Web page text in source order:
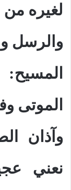
لغيره من
والرسل
الموتى
وآذان
نعني